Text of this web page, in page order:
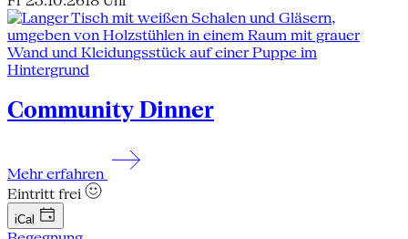
Community Dinner
Mehr erfahren
Eintritt frei
iCal